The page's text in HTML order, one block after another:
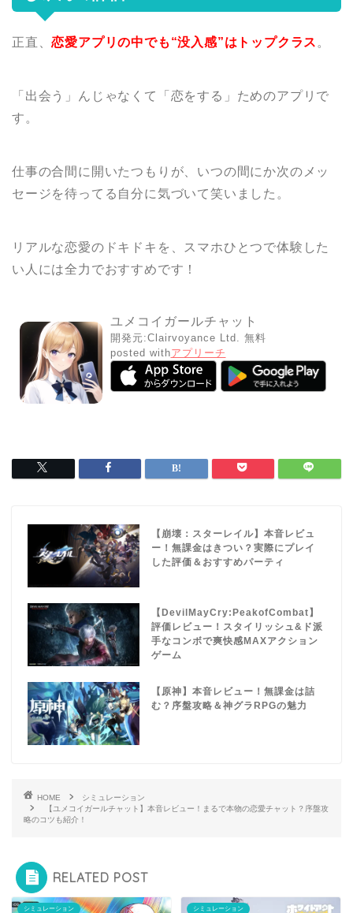
正直、恋愛アプリの中でも“没入感”はトップクラス 。
「出会う」んじゃなくて「恋をする」ためのアプリで
す。
仕事の合間に開いたつもりが、いつの間にか次のメッ
セージを待ってる自分に気づいて笑いました。
リアルな恋愛のドキドキを、スマホひとつで体験した
い人には全力でおすすめです！
ユメコイガールチャット
開発元:Clairvoyance Ltd.
無料
posted withアプリーチ
【崩壊：スターレイル】本音レビュ
ー！無課金はきつい？実際にプレイ
した評価＆おすすめパーティ
【DevilMayCry:PeakofCombat】
評価レビュー！スタイリッシュ&ド派
手なコンボで爽快感MAXアクション
ゲーム
【原神】本音レビュー！無課金は詰
む？序盤攻略＆神グラRPGの魅力
HOME
シミュレーション
【ユメコイガールチャット】本音レビュー！まるで本物の恋愛チャット？序盤攻
略のコツも紹介！
RELATED POST
シミュレーション シミュレーション